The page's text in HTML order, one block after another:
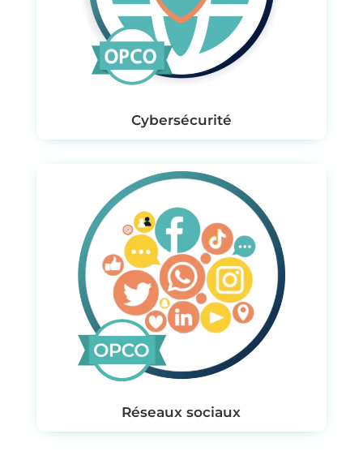
Cybersécurité
Réseaux sociaux